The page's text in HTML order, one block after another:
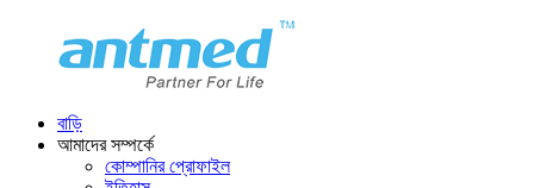
বাড়ি
আমাদের সম্পর্কে
কোম্পানির প্রোফাইল